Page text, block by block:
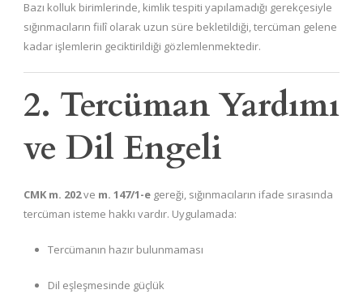
Bazı kolluk birimlerinde, kimlik tespiti yapılamadığı gerekçesiyle
sığınmacıların fiilî olarak uzun süre bekletildiği, tercüman gelene
kadar işlemlerin geciktirildiği gözlemlenmektedir.
2. Tercüman Yardımı
ve Dil Engeli
CMK m. 202ve m. 147/1-e gereği, sığınmacıların ifade sırasında
tercüman isteme hakkı vardır. Uygulamada:
Tercümanın hazır bulunmaması
Dil eşleşmesinde güçlük